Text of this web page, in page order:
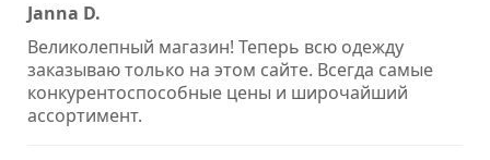
Janna D.
Великолепный магазин! Теперь всю одежду
заказываю только на этом сайте. Всегда самые
конкурентоспособные цены и широчайший
ассортимент.